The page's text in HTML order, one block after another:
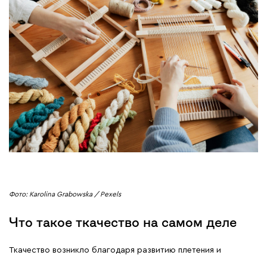
Фото: Karolina Grabowska / Pexels
Что такое ткачество на самом деле
Ткачество возникло благодаря развитию плетения и